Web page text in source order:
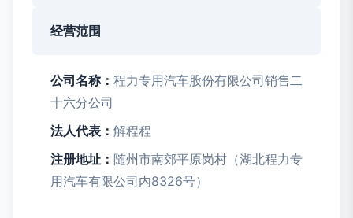
经营范围
公司名称： 程力专用汽车股份有限公司销售二
十六分公司
法人代表： 解程程
注册地址： 随州市南郊平原岗村（湖北程力专
用汽车有限公司内8326号）